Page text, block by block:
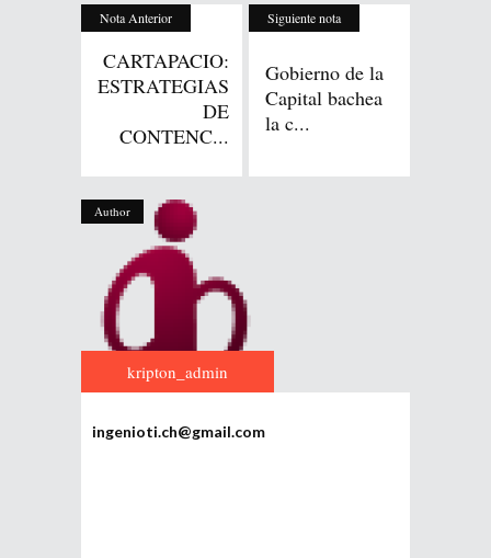
Nota Anterior
CARTAPACIO:
ESTRATEGIAS
DE
CONTENC...
Siguiente nota
Gobierno de la
Capital bachea
la c...
Author
kripton_admin
ingenioti.ch@gmail.com